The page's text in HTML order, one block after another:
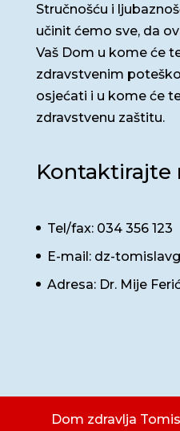
Stručnošću i
učinit ćemo sve, da
Vaš Dom u kome će
zdravstvenim
osjećati i u kome će
zdravstvenu zaštitu.
Kontaktirajte
Tel/fax: 034 356 123
E-mail: dz-
Adresa: Dr. Mije
Dom zdravlja